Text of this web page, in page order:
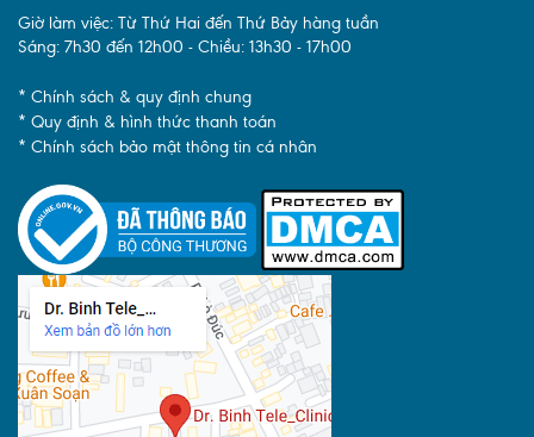
Giờ làm việc: Từ Thứ Hai đến Thứ Bảy hàng tuần
Sáng: 7h30 đến 12h00 - Chiều: 13h30 - 17h00
* Chính sách & quy định chung
* Quy định & hình thức thanh toán
* Chính sách bảo mật thông tin cá nhân